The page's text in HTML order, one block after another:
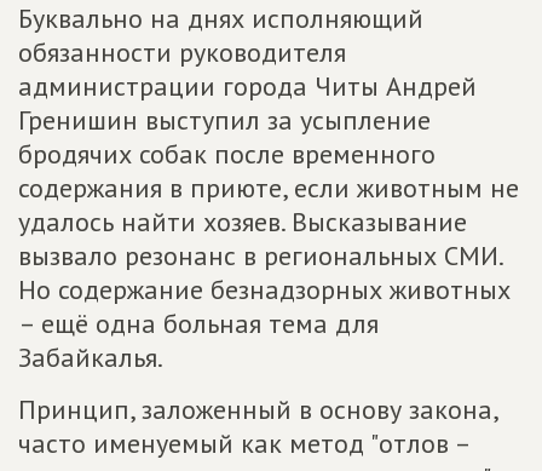
Буквально на днях исполняющий
обязанности руководителя
администрации города Читы Андрей
Гренишин выступил за усыпление
бродячих собак после временного
содержания в приюте, если животным не
удалось найти хозяев. Высказывание
вызвало резонанс в региональных СМИ.
Но содержание безнадзорных животных
– ещё одна больная тема для
Забайкалья.
Принцип, заложенный в основу закона,
часто именуемый как метод "отлов –